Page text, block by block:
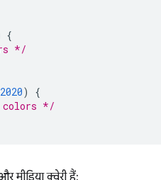
{
*/
)
{
colors */
मीडिया क्वेरी हैं: